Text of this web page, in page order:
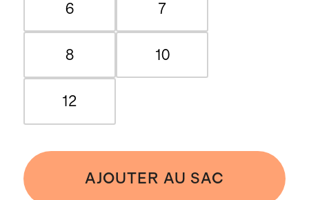
6 7
8 10
12
AJOUTER AU SAC